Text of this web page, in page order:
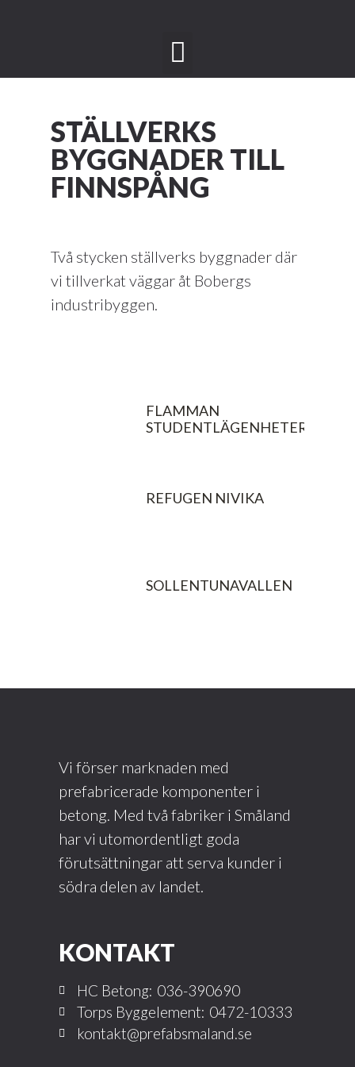
STÄLLVERKS
BYGGNADER TILL
FINNSPÅNG
Två stycken ställverks byggnader där
vi tillverkat väggar åt Bobergs
industribyggen.
FLAMMAN
STUDENTLÄGENHETER
REFUGEN NIVIKA
SOLLENTUNAVALLEN
Vi förser marknaden med
prefabricerade komponenter i
betong. Med två fabriker i Småland
har vi utomordentligt goda
förutsättningar att serva kunder i
södra delen av landet.
KONTAKT
HC Betong: 036-390690
Torps Byggelement: 0472-10333
kontakt@prefabsmaland.se